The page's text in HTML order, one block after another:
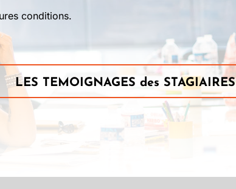
conditions.
LES TEMOIGNAGES des STAGIAIRES